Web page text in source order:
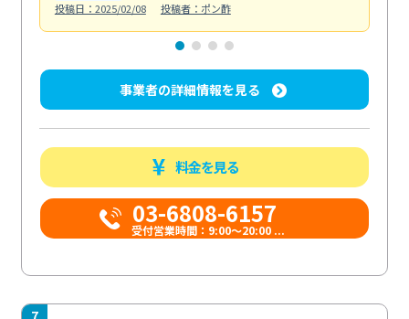
投稿日：2025/02/08
投稿者：ポン酢
事業者の詳細情報を見る
料金を見る
03-6808-6157
受付営業時間：9:00〜20:00 ...